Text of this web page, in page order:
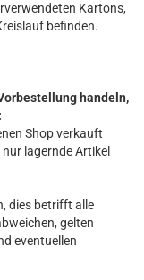
Kartons,
befinden.
handeln,
Shop verkauft
lagernde Artikel
dies betrifft alle
gelten
eventuellen